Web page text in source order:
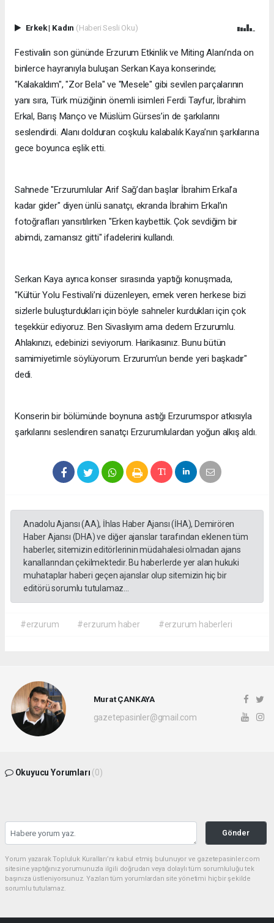
Erkek| Kadın (Haberi Sesli Oku)
Festivalin son gününde Erzurum Etkinlik ve Miting Alanı’nda on
binlerce hayranıyla buluşan Serkan Kaya konserinde;
"Kalakaldım", "Zor Bela" ve "Mesele" gibi sevilen parçalarının
yanı sıra, Türk müziğinin önemli isimleri Ferdi Tayfur, İbrahim
Erkal, Barış Manço ve Müslüm Gürses’in de şarkılarını
seslendirdi. Alanı dolduran coşkulu kalabalık Kaya’nın şarkılarına
gece boyunca eşlik etti.
Sahnede "Erzurumlular Arif Sağ’dan başlar İbrahim Erkal’a
kadar gider" diyen ünlü sanatçı, ekranda İbrahim Erkal’ın
fotoğrafları yansıtılırken "Erken kaybettik. Çok sevdiğim bir
abimdi, zamansız gitti" ifadelerini kullandı.
Serkan Kaya ayrıca konser sırasında yaptığı konuşmada,
"Kültür Yolu Festivali’ni düzenleyen, emek veren herkese bizi
sizlerle buluşturdukları için böyle sahneler kurdukları için çok
teşekkür ediyoruz. Ben Sivaslıyım ama dedem Erzurumlu.
Ahlakınızı, edebinizi seviyorum. Harikasınız. Bunu bütün
samimiyetimle söylüyorum. Erzurum’un bende yeri başkadır"
dedi.
Konserin bir bölümünde boynuna astığı Erzurumspor atkısıyla
şarkılarını seslendiren sanatçı Erzurumlulardan yoğun alkış aldı.
Anadolu Ajansı (AA), İhlas Haber Ajansı (İHA), Demirören
Haber Ajansı (DHA) ve diğer ajanslar tarafından eklenen tüm
haberler, sitemizin editörlerinin müdahalesi olmadan ajans
kanallarından çekilmektedir. Bu haberlerde yer alan hukuki
muhataplar haberi geçen ajanslar olup sitemizin hiç bir
editörü sorumlu tutulamaz...
#erzurum #erzurum haber #erzurum haberleri
Murat ÇANKAYA
gazetepasinler@gmail.com
Okuyucu Yorumları (0)
Gönder
Yorum yazarak Topluluk Kuralları’nı kabul etmiş bulunuyor ve gazetepasinler.com
sitesine yaptığınız yorumunuzla ilgili doğrudan veya dolaylı tüm sorumluluğu tek
başınıza üstleniyorsunuz. Yazılan tüm yorumlardan site yönetimi hiçbir şekilde
sorumlu tutulamaz.